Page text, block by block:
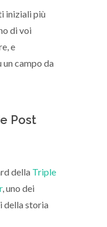
iniziali più
di voi
e
campo da
Post
della Triple
, uno dei
della storia